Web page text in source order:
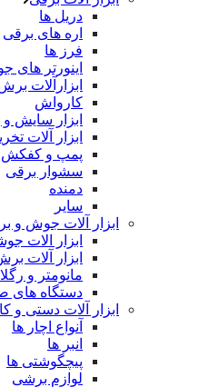
دریل ها
اره های برقی
فرز ها
اینورتر های
ابزارآلات
کارواش
ابزار سایش
ابزار آلات
پمپ و کفکش
سشوار برقی
دمنده
سایر
ابزار آلات جوش و
ابزار الات
ابزار آلات
مانومتر و
دستگاه های
ابزار آلات دستی و
آنواع اچار ها
انبر ها
پیچگوشتی ها
لوازم برشی